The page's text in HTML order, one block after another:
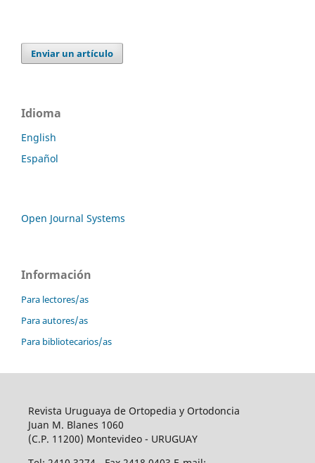
Enviar un artículo
Idioma
English
Español
Open Journal Systems
Información
Para lectores/as
Para autores/as
Para bibliotecarios/as
Revista Uruguaya de Ortopedia y Ortodoncia
Juan M. Blanes 1060
(C.P. 11200) Montevideo - URUGUAY